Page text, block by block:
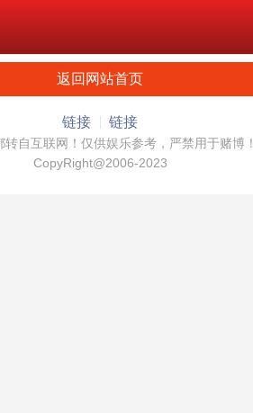
返回网站首页
链接 链接
转自互联网！仅供娱乐参考，严禁用于赌博！
CopyRight@2006-2023